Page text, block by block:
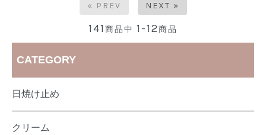
« PREV NEXT »
141 商品中 1-12商品
CATEGORY
日焼け止め
クリーム